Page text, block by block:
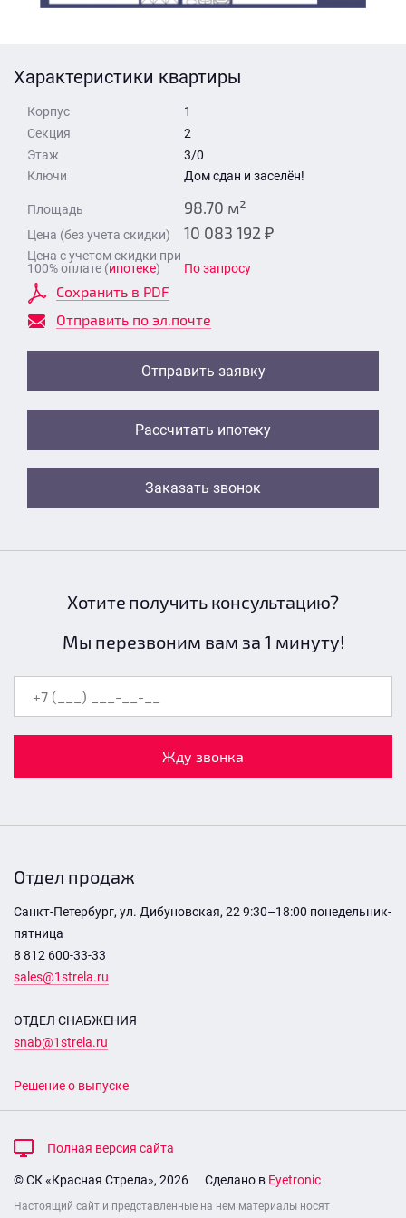
Характеристики квартиры
Корпус
1
Секция
2
Этаж
3/0
Ключи
Дом сдан и заселён!
Площадь 98.70 м²
Цена (без учета скидки) 10 083 192 ₽
Цена с учетом скидки при
100% оплате (ипотеке) По запросу
Сохранить в PDF
Отправить по эл.почте
Отправить заявку
Рассчитать ипотеку
Заказать звонок
Отправить
Отправить
Хотите получить консультацию?
Мы перезвоним вам за 1 минуту!
Жду звонка
Отдел продаж
Санкт-Петербург, ул. Дибуновская, 22 9:30–18:00 понедельник-
пятница
8 812 600-33-33
sales@1strela.ru
ОТДЕЛ СНАБЖЕНИЯ
snab@1strela.ru
Решение о выпуске
Полная версия сайта
© СК «Красная Стрела», 2026 Сделано в Eyetronic
Настоящий сайт и представленные на нем материалы носят